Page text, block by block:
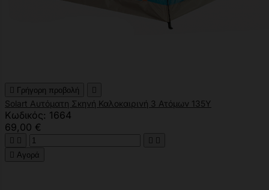
 Γρήγορη προβολή 
Solart Αυτόματη Σκηνή Καλοκαιρινή 3 Ατόμων 135Υ
Κωδικός: 1664
69,00 €
   
 Αγορά